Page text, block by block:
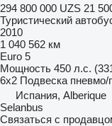
294 800 000 UZS 21
Туристический
2010
1 040 562 км
Euro 5
Мощность 450 л.с.
6x2 Подвеска пневмо/
Испания, Alberique
Selanbus
Связаться с